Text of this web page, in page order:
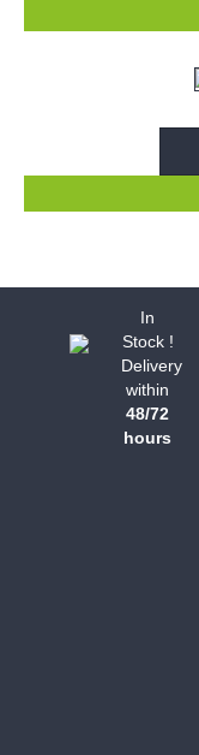
In
Stock !
Delivery
within
48/72
hours